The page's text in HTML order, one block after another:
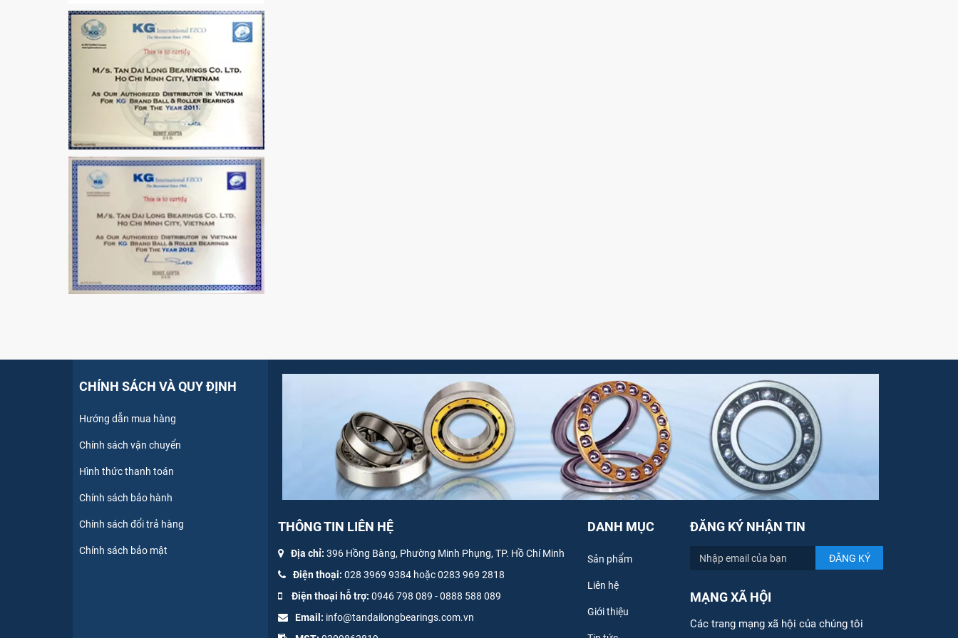
VÒNG BI / BẠC ĐẠN
CHÀ TRÒN 51106
CHÍNH SÁCH VÀ QUY ĐỊNH
Hướng dẫn mua hàng
Chính sách vận chuyển
Hình thức thanh toán
Chính sách bảo hành
Chính sách đổi trả hàng
Chính sách bảo mật
THÔNG TIN LIÊN HỆ
Địa chỉ: 396 Hồng Bàng, Phường Minh Phụng, TP. Hồ Chí Minh
Điện thoại: 028 3969 9384 hoặc 0283 969 2818
Điện thoại hỗ trợ: 0946 798 089 -0888 588 089
Email: info@tandailongbearings.com.vn
DANH MỤC
Sản phẩm
Liên hệ
Giới thiệu
ĐĂNG KÝ NHẬN TIN
MẠNG XÃ HỘI
Các trang mạng xã hội của chúng tôi